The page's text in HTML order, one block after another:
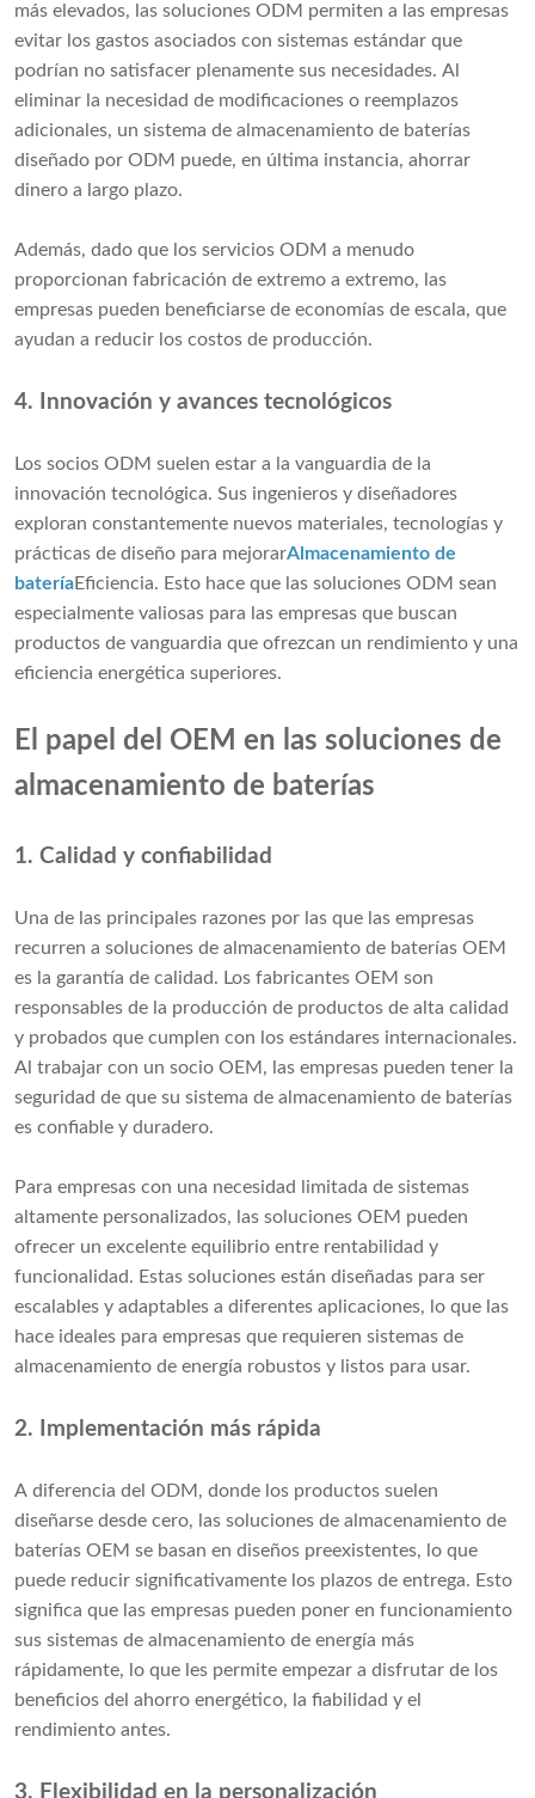
más elevados, las soluciones ODM permiten a las empresas
evitar los gastos asociados con sistemas estándar que
podrían no satisfacer plenamente sus necesidades. Al
eliminar la necesidad de modificaciones o reemplazos
adicionales, un sistema de almacenamiento de baterías
diseñado por ODM puede, en última instancia, ahorrar
dinero a largo plazo.
Además, dado que los servicios ODM a menudo
proporcionan fabricación de extremo a extremo, las
empresas pueden beneficiarse de economías de escala, que
ayudan a reducir los costos de producción.
4. Innovación y avances tecnológicos
Los socios ODM suelen estar a la vanguardia de la
innovación tecnológica. Sus ingenieros y diseñadores
exploran constantemente nuevos materiales, tecnologías y
prácticas de diseño para mejorarAlmacenamiento de
bateríaEficiencia. Esto hace que las soluciones ODM sean
especialmente valiosas para las empresas que buscan
productos de vanguardia que ofrezcan un rendimiento y una
eficiencia energética superiores.
El papel del OEM en las soluciones de
almacenamiento de baterías
1. Calidad y confiabilidad
Una de las principales razones por las que las empresas
recurren a soluciones de almacenamiento de baterías OEM
es la garantía de calidad. Los fabricantes OEM son
responsables de la producción de productos de alta calidad
y probados que cumplen con los estándares internacionales.
Al trabajar con un socio OEM, las empresas pueden tener la
seguridad de que su sistema de almacenamiento de baterías
es confiable y duradero.
Para empresas con una necesidad limitada de sistemas
altamente personalizados, las soluciones OEM pueden
ofrecer un excelente equilibrio entre rentabilidad y
funcionalidad. Estas soluciones están diseñadas para ser
escalables y adaptables a diferentes aplicaciones, lo que las
hace ideales para empresas que requieren sistemas de
almacenamiento de energía robustos y listos para usar.
2. Implementación más rápida
A diferencia del ODM, donde los productos suelen
diseñarse desde cero, las soluciones de almacenamiento de
baterías OEM se basan en diseños preexistentes, lo que
puede reducir significativamente los plazos de entrega. Esto
significa que las empresas pueden poner en funcionamiento
sus sistemas de almacenamiento de energía más
rápidamente, lo que les permite empezar a disfrutar de los
beneficios del ahorro energético, la fiabilidad y el
rendimiento antes.
3. Flexibilidad en la personalización